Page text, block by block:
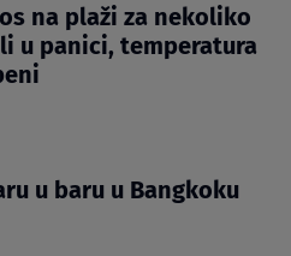
na plaži za nekoliko
u panici, temperatura
u baru u Bangkoku